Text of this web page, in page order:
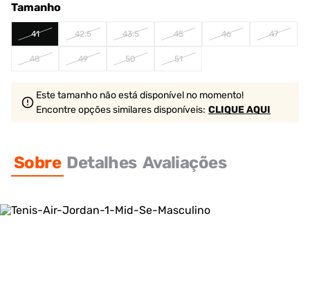
Tamanho
41 42.5 43.5 45 46 47
48 49 50 51
Este tamanho não está disponível no momento!
Encontre opções similaresdisponíveis: CLIQUE AQUI
Sobre Detalhes Avaliações